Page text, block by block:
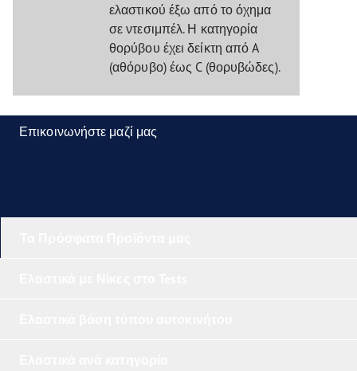
ελαστικού έξω από το όχημα
σε ντεσιμπέλ. Η κατηγορία
θορύβου έχει δείκτη από A
(αθόρυβο) έως C (θορυβώδες).
Επικοινωνήστε μαζί μας